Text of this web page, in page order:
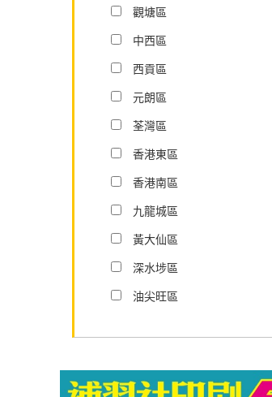
觀塘區
中西區
西貢區
元朗區
荃灣區
香港東區
香港南區
九龍城區
黃大仙區
深水埗區
油尖旺區